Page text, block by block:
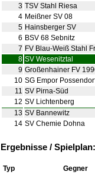
3 TSV Stahl Riesa
4 Meißner SV 08
5 Hainsberger SV
6 BSV 68 Sebnitz
7 FV Blau-Weiß Stahl
8 SV Wesenitztal
9 Großenhainer FV
10 SG Empor
11 SV Pirna-Süd
12 SV Lichtenberg
13 SV Bannewitz
14 SV Chemie Dohna
Ergebnisse / Spielplan:
Typ
Gegner